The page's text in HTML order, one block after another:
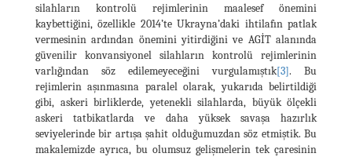
silahların kontrolü rejimlerinin maalesef önemini
kaybettiğini, özellikle 2014’te Ukrayna’daki ihtilafın patlak
vermesinin ardından önemini yitirdiğini ve AGİT alanında
güvenilir konvansiyonel silahların kontrolü rejimlerinin
varlığından söz edilemeyeceğini vurgulamıştık[3]. Bu
rejimlerin aşınmasına paralel olarak, yukarıda belirtildiği
gibi, askeri birliklerde, yetenekli silahlarda, büyük ölçekli
askeri tatbikatlarda ve daha yüksek savaşa hazırlık
seviyelerinde bir artışa şahit olduğumuzdan söz etmiştik. Bu
makalemizde ayrıca, bu olumsuz gelişmelerin tek çaresinin